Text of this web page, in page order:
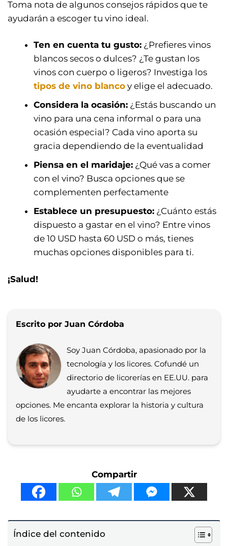
Toma nota de algunos consejos rápidos que te
ayudarán a escoger tu vino ideal.
Ten en cuenta tu gusto: ¿Prefieres vinos
blancos secos o dulces? ¿Te gustan los
vinos con cuerpo o ligeros? Investiga los
tipos de vino blanco y elige el adecuado.
Considera la ocasión: ¿Estás buscando un
vino para una cena informal o para una
ocasión especial? Cada vino aporta su
gracia dependiendo de la eventualidad
Piensa en el maridaje: ¿Qué vas a comer
con el vino? Busca opciones que se
complementen perfectamente
Establece un presupuesto: ¿Cuánto estás
dispuesto a gastar en el vino? Entre vinos
de 10 USD hasta 60 USD o más, tienes
muchas opciones disponibles para ti.
¡Salud!
Escrito por Juan Córdoba
Soy Juan Córdoba, apasionado por la
tecnología y los licores. Cofundé un
directorio de licorerías en EE.UU. para
ayudarte a encontrar las mejores
opciones. Me encanta explorar la historia y cultura
de los licores.
Compartir
Índice del contenido